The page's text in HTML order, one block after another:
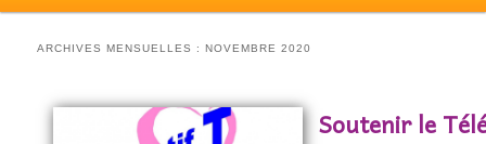
ARCHIVES MENSUELLES :NOVEMBRE 2020
Soutenir le